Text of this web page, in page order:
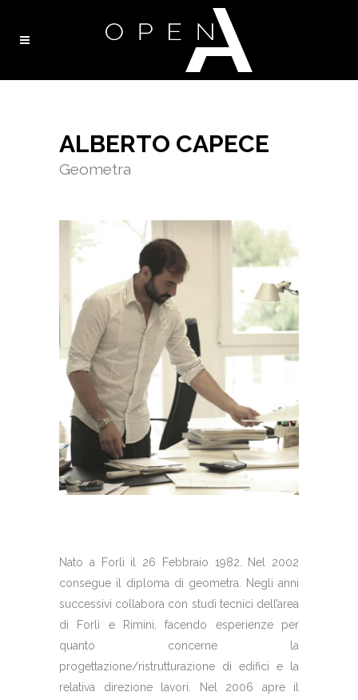
ALBERTO CAPECE
Geometra
Nato a Forlì il 26 Febbraio 1982. Nel 2002
consegue il diploma di geometra. Negli anni
successivi collabora con studi tecnici dell’area
di Forlì e Rimini, facendo esperienze per
quanto concerne la
progettazione/ristrutturazione di edifici e la
relativa direzione lavori. Nel 2006 apre il